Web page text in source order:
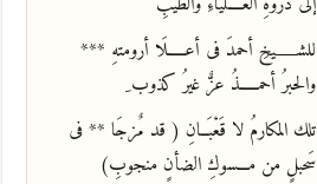
للشــــــيخِ أحمدَ فى أعـــــلَا أرومتهِ ***
والحبرُ أحمـــــذُ عزٌّ غيرُ كذوب ِ
تلك المكارمُ لا قَعْبَــانِ ( قد مٌزجَا ** فى
سَحبلٍ من مـــسوكِ الضأنٍ منجوبِ)